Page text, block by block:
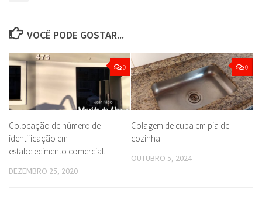
VOCÊ PODE GOSTAR...
0
Colocação de número de
identificação em
estabelecimento comercial.
DEZEMBRO 25, 2020
0
Colagem de cuba em pia de
cozinha.
OUTUBRO 5, 2024